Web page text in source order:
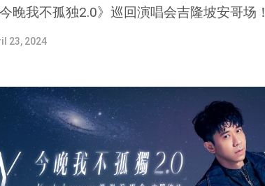
晚我不孤独2.0》巡回演唱会吉隆坡安哥场！
23, 2024